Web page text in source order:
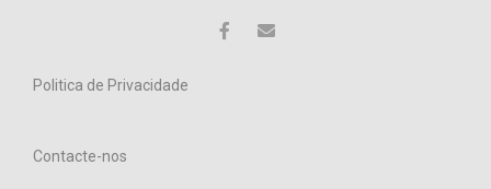
Politica de Privacidade
Contacte-nos